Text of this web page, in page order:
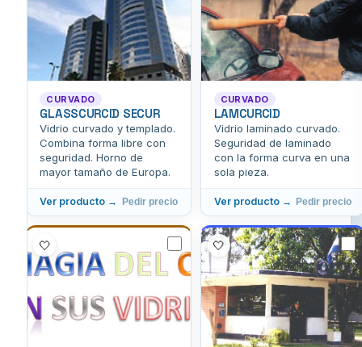
CURVADO
GLASSCURCID SECUR
Vidrio curvado y templado.
Combina forma libre con
seguridad. Horno de
mayor tamaño de Europa.
Ver producto → Pedir precio
CURVADO
LAMCURCID
Vidrio laminado curvado.
Seguridad de laminado
con la forma curva en una
sola pieza.
Ver producto → Pedir precio
🤍 🤍